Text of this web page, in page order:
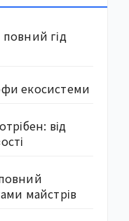
гід
екосистеми
від
майстрів